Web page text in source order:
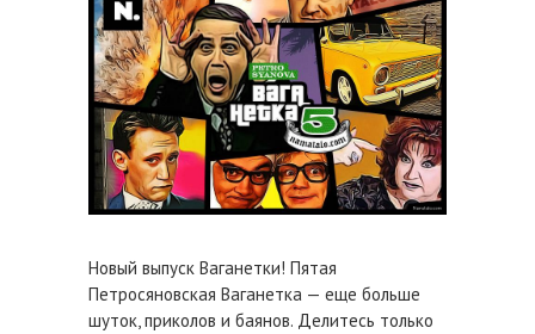
Новый выпуск Ваганетки! Пятая
Петросяновская Ваганетка — еще больше
шуток, приколов и баянов. Делитесь только